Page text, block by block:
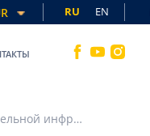
RU EN
Перспективный инвестиционный проект с отельной инфраструктурой, в 500 метрах от моря, Бахчели, Кирения, Северный Кипр, 43-278 м2